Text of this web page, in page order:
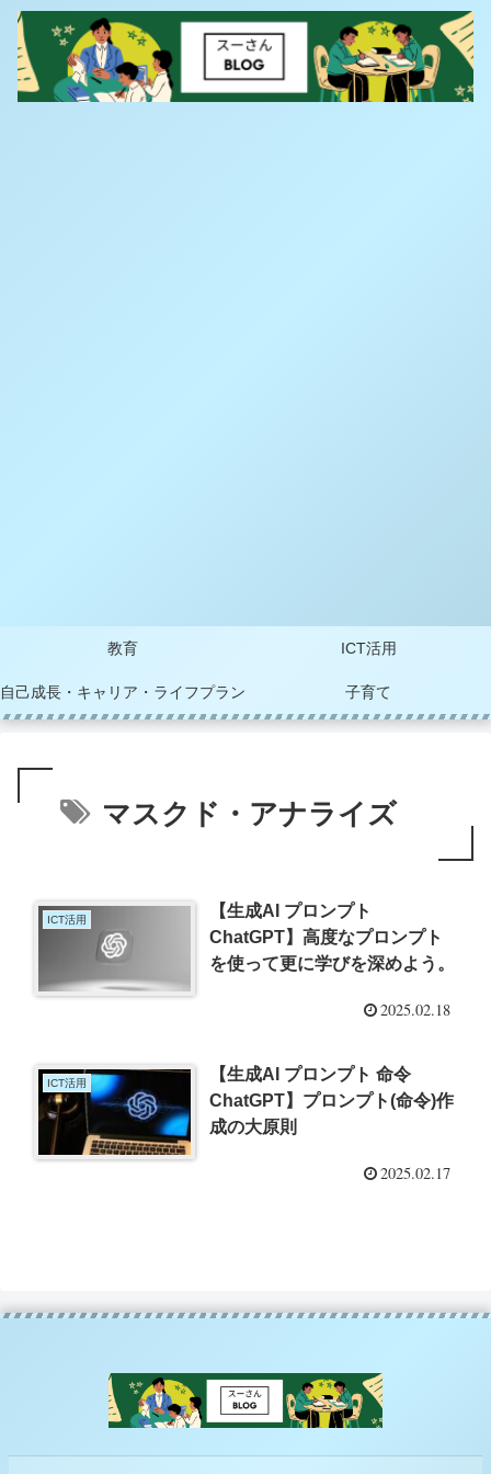
教育 ICT活用
自己成長・キャリア・ライフプラン 子育て
マスクド・アナライズ
ICT活用
【生成AI プロンプト
ChatGPT】高度なプロンプト
を使って更に学びを深めよう。
2025.02.18
ICT活用
【生成AI プロンプト 命令
ChatGPT】プロンプト(命令)作
成の大原則
2025.02.17